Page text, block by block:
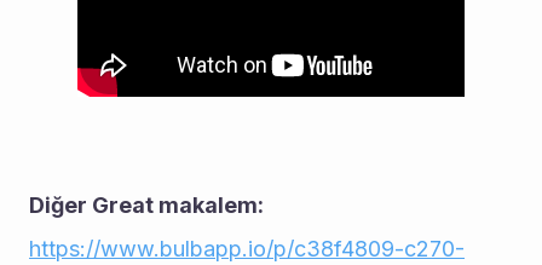
Diğer Great makalem:
https://www.bulbapp.io/p/c38f4809-c270-